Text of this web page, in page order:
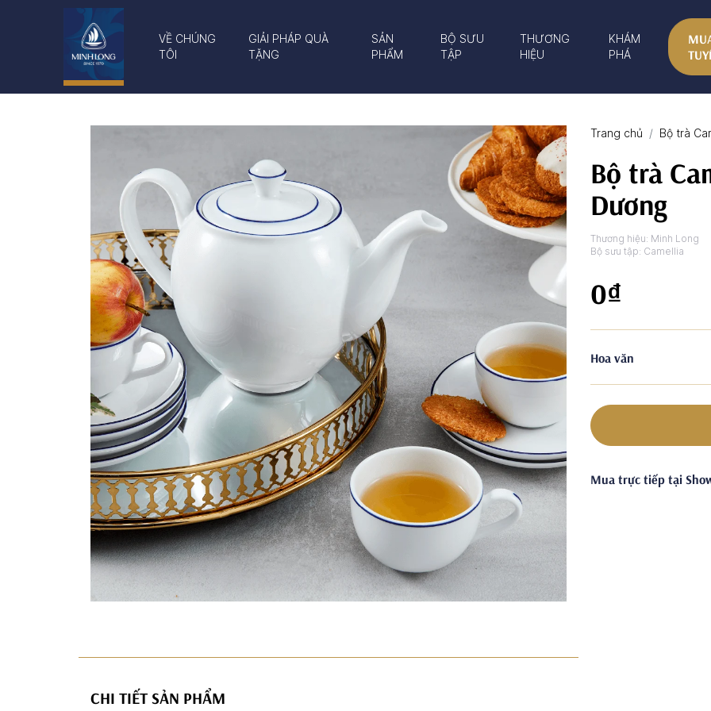
VỀ CHÚNG
TÔI
GIẢI PHÁP QUÀ
TẶNG
SẢN
PHẨM
BỘ SƯU
TẬP
THƯƠNG
HIỆU
KHÁM
PHÁ
Trang chủ Bộ trà
Bộ trà
Dương
Thương hiệu: Minh Long
Bộ sưu tập: Camellia
0₫
Hoa văn
Mua trực tiếp tại
CHI TIẾT SẢN PHẨM